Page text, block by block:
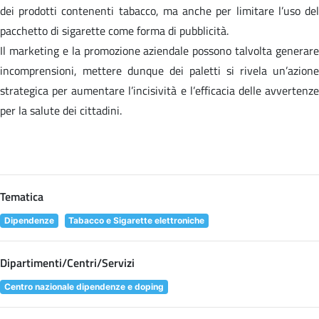
dei prodotti contenenti tabacco, ma anche per limitare l’uso del
pacchetto di sigarette come forma di pubblicità.
Il marketing e la promozione aziendale possono talvolta generare
incomprensioni, mettere dunque dei paletti si rivela un’azione
strategica per aumentare l’incisività e l’efficacia delle avvertenze
per la salute dei cittadini.
Tematica
Dipendenze Tabacco e Sigarette elettroniche
Dipartimenti/Centri/Servizi
Centro nazionale dipendenze e doping